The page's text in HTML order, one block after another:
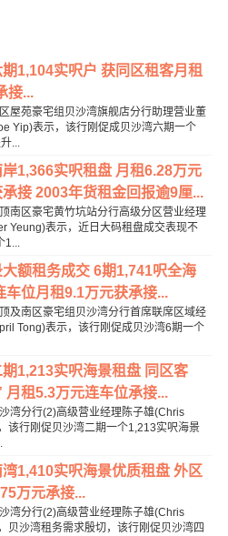
1,104实呎户 获同区租客月租
接...
屋苑豪宅组贝沙湾旗舰店分行助理营业董
Yip)表示，该行刚促成贝沙湾六期一个
...
岸1,366实呎租盘 月租6.28万元
接 2003年货租金回报逾9厘...
南区豪宅黄竹坑站分行高级分区营业经理
Yeung)表示，近日大码租盘成交表现不
1...
大额租务成交 6期1,741呎全海
车位月租9.1万元获承接...
及南区豪宅组贝沙湾分行首席联席区域经
Tong)表示，该行刚促成贝沙湾6期一个
期1,213实呎海景租盘 同区客
月租5.3万元连车位承接...
湾分行(2)高级营业经理陈子雄(Chris
该行刚促贝沙湾二期一个1,213实呎海景
湾1,410实呎海景优质租盘 外区
万元承接...
湾分行(2)高级营业经理陈子雄(Chris
贝沙湾租务需求殷切，该行刚促贝沙湾四